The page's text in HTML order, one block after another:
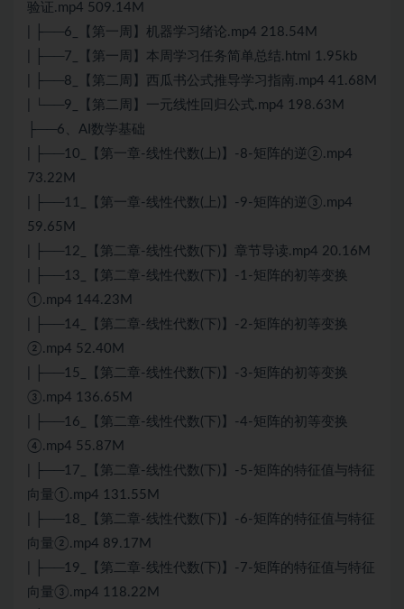
验证.mp4 509.14M
| ├──6_【第一周】机器学习绪论.mp4 218.54M
| ├──7_【第一周】本周学习任务简单总结.html 1.95kb
| ├──8_【第二周】西瓜书公式推导学习指南.mp4 41.68M
| └──9_【第二周】一元线性回归公式.mp4 198.63M
├──6、AI数学基础
| ├──10_【第一章-线性代数(上)】-8-矩阵的逆②.mp4
73.22M
| ├──11_【第一章-线性代数(上)】-9-矩阵的逆③.mp4
59.65M
| ├──12_【第二章-线性代数(下)】章节导读.mp4 20.16M
| ├──13_【第二章-线性代数(下)】-1-矩阵的初等变换
①.mp4 144.23M
| ├──14_【第二章-线性代数(下)】-2-矩阵的初等变换
②.mp4 52.40M
| ├──15_【第二章-线性代数(下)】-3-矩阵的初等变换
③.mp4 136.65M
| ├──16_【第二章-线性代数(下)】-4-矩阵的初等变换
④.mp4 55.87M
| ├──17_【第二章-线性代数(下)】-5-矩阵的特征值与特征
向量①.mp4 131.55M
| ├──18_【第二章-线性代数(下)】-6-矩阵的特征值与特征
向量②.mp4 89.17M
| ├──19_【第二章-线性代数(下)】-7-矩阵的特征值与特征
向量③.mp4 118.22M